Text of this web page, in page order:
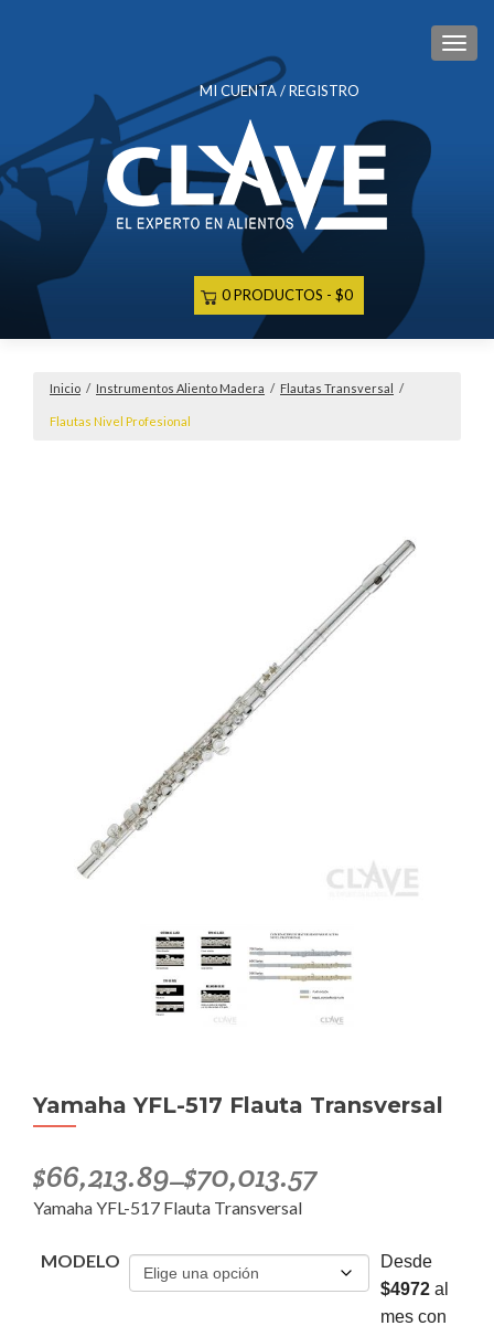
MI CUENTA / REGISTRO
0 PRODUCTOS $0
Inicio / Instrumentos Aliento Madera / Flautas Transversal /
Flautas Nivel Profesional
Yamaha YFL-517 Flauta Transversal
$66,213.89–$70,013.57
Yamaha YFL-517 Flauta Transversal
MODELO
Desde
$4972 al
mes con